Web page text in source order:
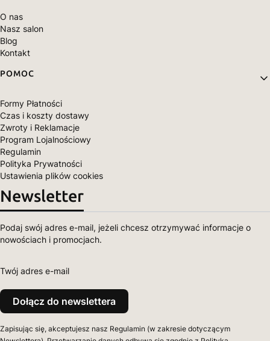
O nas
Nasz salon
Blog
Kontakt
POMOC
Formy Płatności
Czas i koszty dostawy
Zwroty i Reklamacje
Program Lojalnościowy
Regulamin
Polityka Prywatności
Ustawienia plików cookies
Newsletter
Podaj swój adres e-mail, jeżeli chcesz otrzymywać informacje o
nowościach i promocjach.
Twój adres e-mail
Dołącz do newslettera
Zapisując się, akceptujesz nasz Regulamin (w zakresie dotyczącym